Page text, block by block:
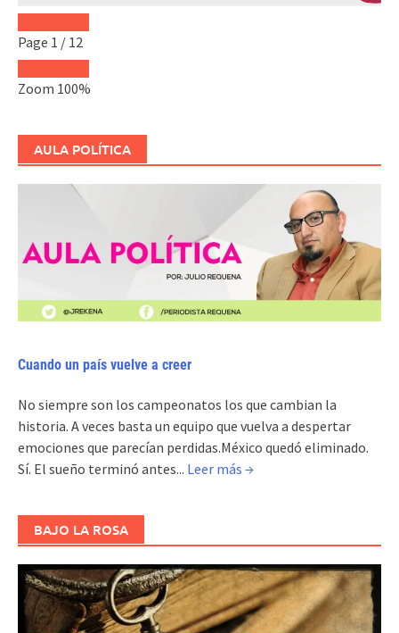
Page 1 / 12
Zoom 100%
AULA POLÍTICA
Cuando un país vuelve a creer
No siempre son los campeonatos los que cambian la
historia. A veces basta un equipo que vuelva a despertar
emociones que parecían perdidas.México quedó eliminado.
Sí. El sueño terminó antes... Leer más →
BAJO LA ROSA